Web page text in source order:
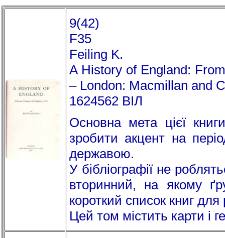
9(42)
F35
Feiling K.
A History of England:
– London: Macmillan and
1624562 ВІЛ
Основна мета цієї
зробити акцент на
державою.
У бібліографії не
вторинний, на якому
короткий список книг для
Цей том містить карти і